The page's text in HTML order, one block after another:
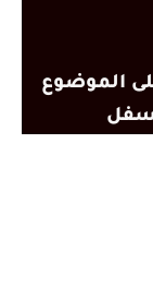
الموضوع